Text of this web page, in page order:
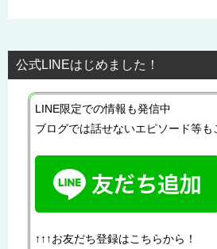
公式LINEはじめました！
LINE限定での情報も発信中
ブログでは話せないエピソード等
↑↑↑お友だち登録はこちらから！